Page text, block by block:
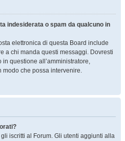
indesiderata o spam da qualcuno in
elettronica di questa Board include
a chi manda questi messaggi. Dovresti
questione all’amministratore,
modo che possa intervenire.
iscritti al Forum. Gli utenti aggiunti alla